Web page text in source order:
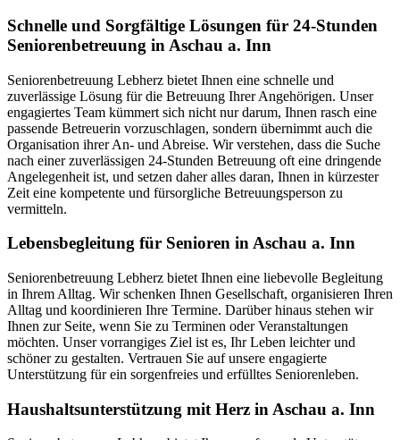
Schnelle und Sorgfältige Lösungen für 24-Stunden
Seniorenbetreuung in Aschau a. Inn
Seniorenbetreuung Lebherz bietet Ihnen eine schnelle und
zuverlässige Lösung für die Betreuung Ihrer Angehörigen. Unser
engagiertes Team kümmert sich nicht nur darum, Ihnen rasch eine
passende Betreuerin vorzuschlagen, sondern übernimmt auch die
Organisation ihrer An- und Abreise. Wir verstehen, dass die Suche
nach einer zuverlässigen 24-Stunden Betreuung oft eine dringende
Angelegenheit ist, und setzen daher alles daran, Ihnen in kürzester
Zeit eine kompetente und fürsorgliche Betreuungsperson zu
vermitteln.
Lebensbegleitung für Senioren in Aschau a. Inn
Seniorenbetreuung Lebherz bietet Ihnen eine liebevolle Begleitung
in Ihrem Alltag. Wir schenken Ihnen Gesellschaft, organisieren Ihren
Alltag und koordinieren Ihre Termine. Darüber hinaus stehen wir
Ihnen zur Seite, wenn Sie zu Terminen oder Veranstaltungen
möchten. Unser vorrangiges Ziel ist es, Ihr Leben leichter und
schöner zu gestalten. Vertrauen Sie auf unsere engagierte
Unterstützung für ein sorgenfreies und erfülltes Seniorenleben.
Haushalts­unterstützung mit Herz in Aschau a. Inn